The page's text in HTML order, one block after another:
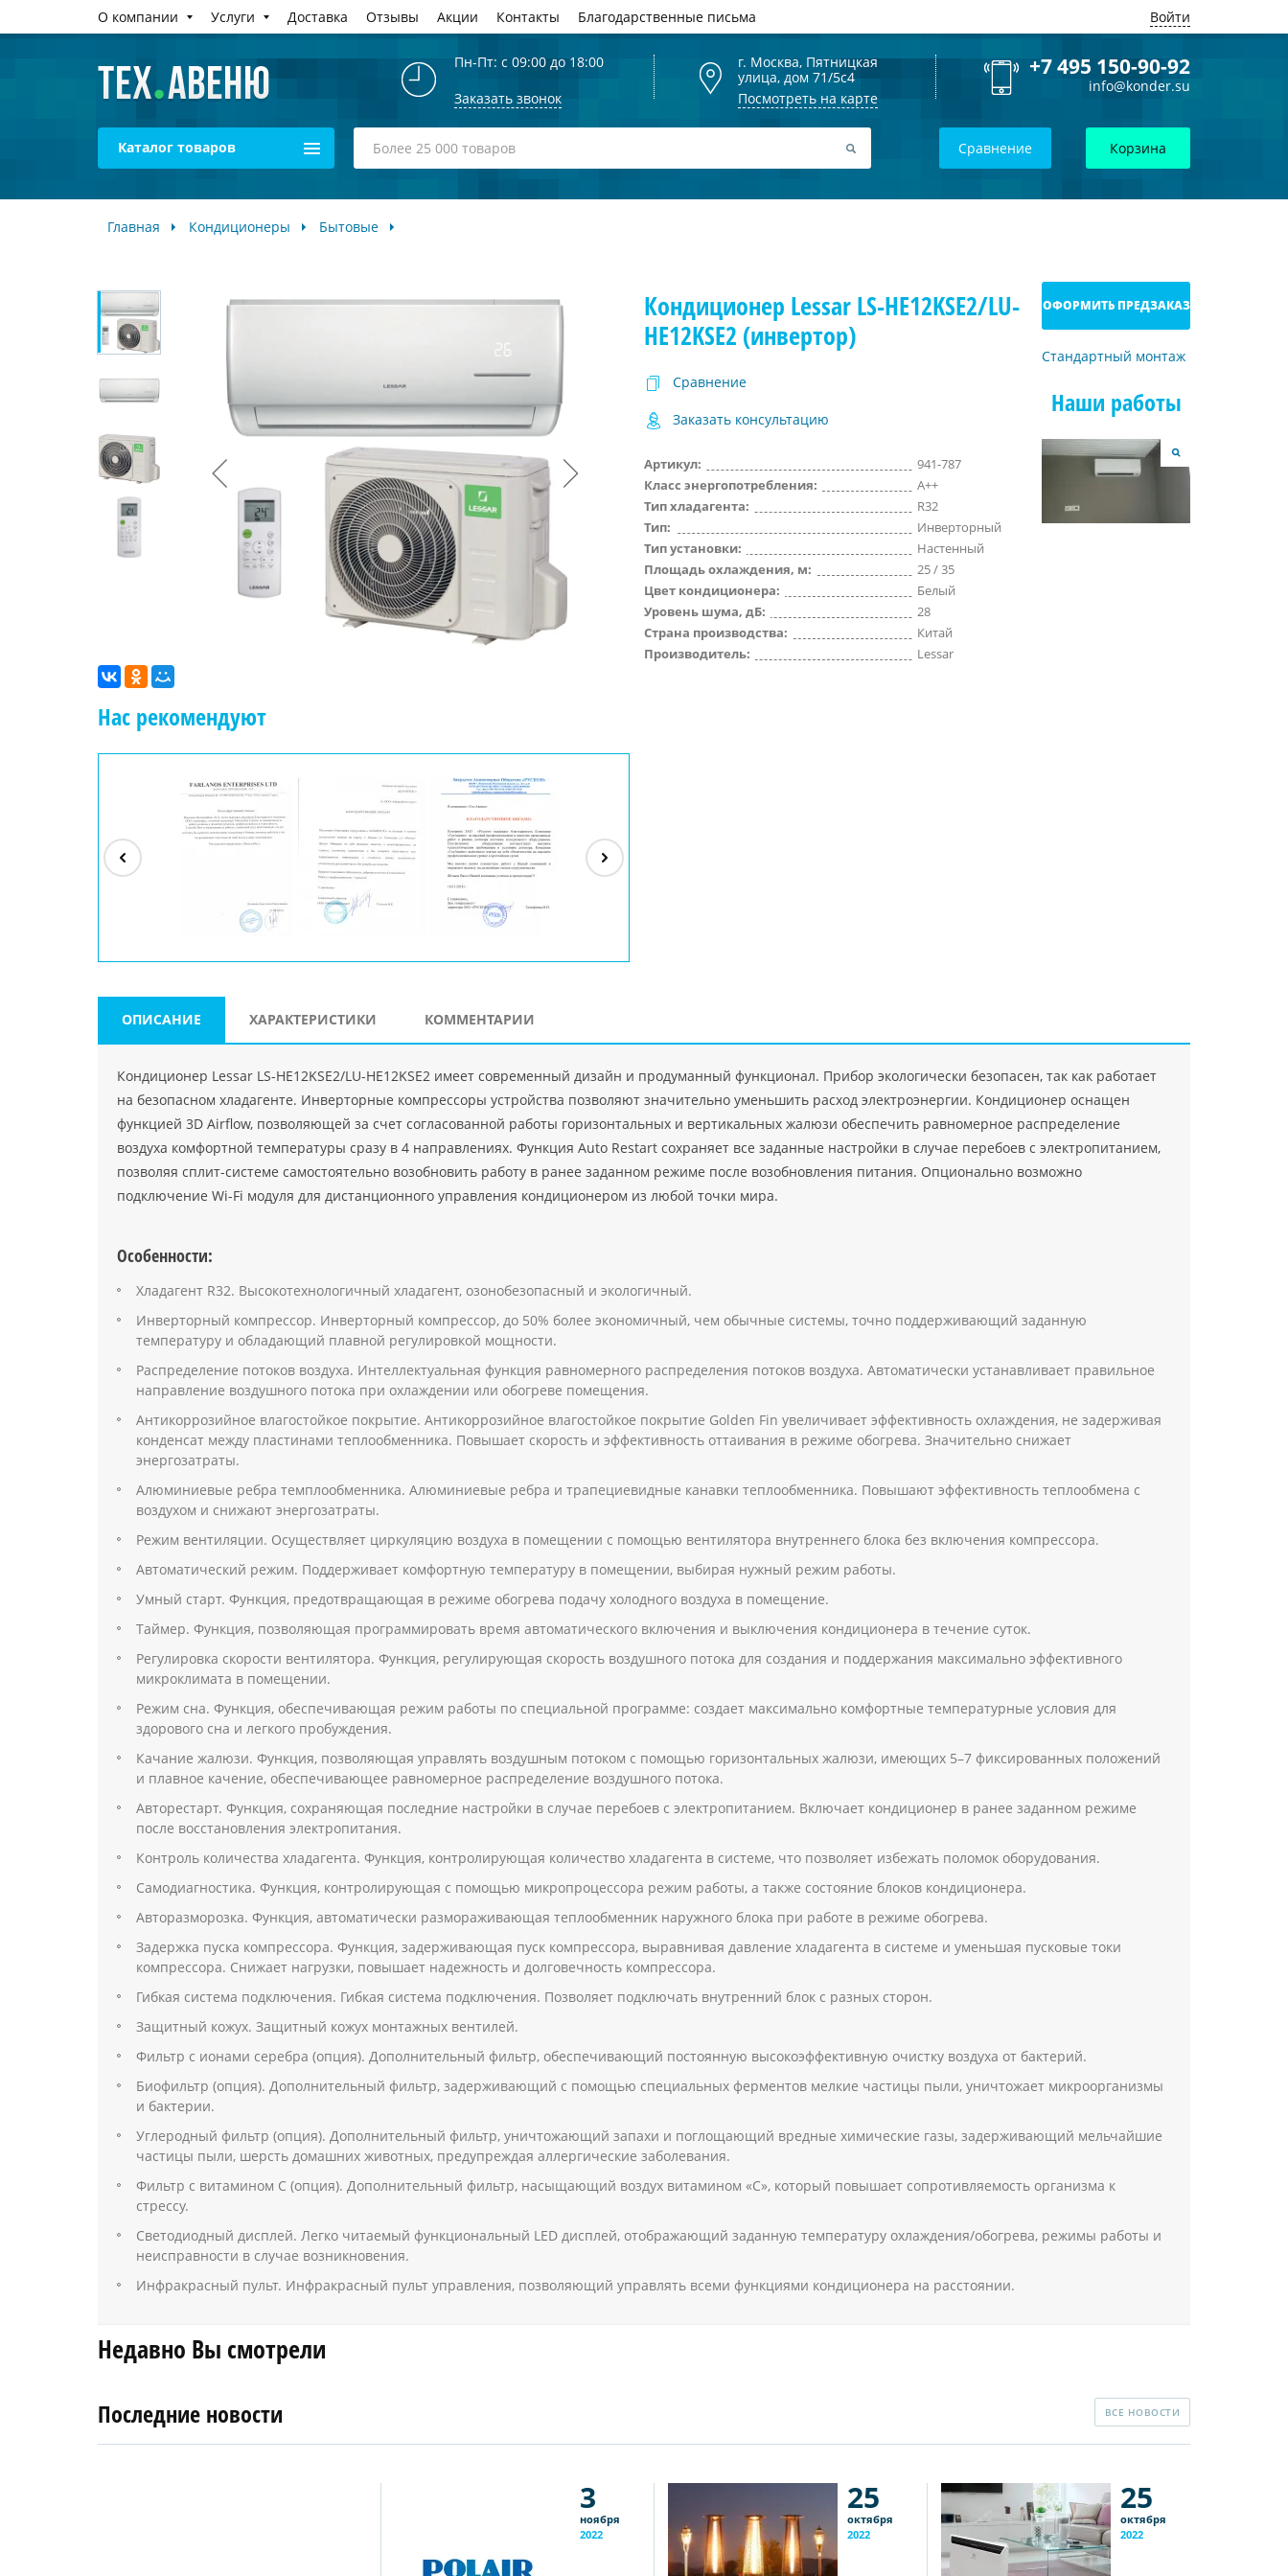
О компании Услуги Доставка Отзывы Акции Контакты Благодарственные письма Войти
Пн-Пт: с 09:00 до 18:00
Заказать звонок
г. Москва, Пятницкая
улица, дом 71/5с4
Посмотреть на карте
+7 495 150-90-92
info@konder.su
Каталог товаров Сравнение Корзина
Главная Кондиционеры Бытовые
Нас рекомендуют
">
Код PHP ">
"МидасМеталлАрт" PHP ">
Код PHP ">
Кондиционер Lessar LS-HE12KSE2/LU-
HE12KSE2 (инвертор)
Сравнение
Заказать консультацию
Артикул:
941-787
Класс энергопотребления:
A++
Тип хладагента:
R32
Тип:
Инверторный
Тип установки:
Настенный
Площадь охлаждения, м:
25 / 35
Цвет кондиционера:
Белый
Уровень шума, дБ:
28
Страна производства:
Китай
Производитель:
Lessar
ОФОРМИТЬ ПРЕДЗАКАЗ
Стандартный монтаж
Наши работы
ОПИСАНИЕ ХАРАКТЕРИСТИКИ КОММЕНТАРИИ
Кондиционер Lessar LS-HE12KSE2/LU-HE12KSE2 имеет современный дизайн и продуманный функционал. Прибор экологически безопасен, так как работает
на безопасном хладагенте. Инверторные компрессоры устройства позволяют значительно уменьшить расход электроэнергии. Кондиционер оснащен
функцией 3D Airflow, позволяющей за счет согласованной работы горизонтальных и вертикальных жалюзи обеспечить равномерное распределение
воздуха комфортной температуры сразу в 4 направлениях. Функция Auto Restart сохраняет все заданные настройки в случае перебоев с электропитанием,
позволяя сплит-системе самостоятельно возобновить работу в ранее заданном режиме после возобновления питания. Опционально возможно
подключение Wi-Fi модуля для дистанционного управления кондиционером из любой точки мира.
Особенности:
Хладагент R32. Высокотехнологичный хладагент, озонобезопасный и экологичный.
Инверторный компрессор. Инверторный компрессор, до 50% более экономичный, чем обычные системы, точно поддерживающий заданную
температуру и обладающий плавной регулировкой мощности.
Распределение потоков воздуха. Интеллектуальная функция равномерного распределения потоков воздуха. Автоматически устанавливает правильное
направление воздушного потока при охлаждении или обогреве помещения.
Антикоррозийное влагостойкое покрытие. Антикоррозийное влагостойкое покрытие Golden Fin увеличивает эффективность охлаждения, не задерживая
конденсат между пластинами теплообменника. Повышает скорость и эффективность оттаивания в режиме обогрева. Значительно снижает
энергозатраты.
Алюминиевые ребра темплообменника. Алюминиевые ребра и трапециевидные канавки теплообменника. Повышают эффективность теплообмена с
воздухом и снижают энергозатраты.
Режим вентиляции. Осуществляет циркуляцию воздуха в помещении с помощью вентилятора внутреннего блока без включения компрессора.
Автоматический режим. Поддерживает комфортную температуру в помещении, выбирая нужный режим работы.
Умный старт. Функция, предотвращающая в режиме обогрева подачу холодного воздуха в помещение.
Таймер. Функция, позволяющая программировать время автоматического включения и выключения кондиционера в течение суток.
Регулировка скорости вентилятора. Функция, регулирующая скорость воздушного потока для создания и поддержания максимально эффективного
микроклимата в помещении.
Режим сна. Функция, обеспечивающая режим работы по специальной программе: создает максимально комфортные температурные условия для
здорового сна и легкого пробуждения.
Качание жалюзи. Функция, позволяющая управлять воздушным потоком с помощью горизонтальных жалюзи, имеющих 5–7 фиксированных положений
и плавное качение, обеспечивающее равномерное распределение воздушного потока.
Авторестарт. Функция, сохраняющая последние настройки в случае перебоев с электропитанием. Включает кондиционер в ранее заданном режиме
после восстановления электропитания.
Контроль количества хладагента. Функция, контролирующая количество хладагента в системе, что позволяет избежать поломок оборудования.
Самодиагностика. Функция, контролирующая с помощью микропроцессора режим работы, а также состояние блоков кондиционера.
Авторазморозка. Функция, автоматически размораживающая теплообменник наружного блока при работе в режиме обогрева.
Задержка пуска компрессора. Функция, задерживающая пуск компрессора, выравнивая давление хладагента в системе и уменьшая пусковые токи
компрессора. Снижает нагрузки, повышает надежность и долговечность компрессора.
Гибкая система подключения. Гибкая система подключения. Позволяет подключать внутренний блок с разных сторон.
Защитный кожух. Защитный кожух монтажных вентилей.
Фильтр с ионами серебра (опция). Дополнительный фильтр, обеспечивающий постоянную высокоэффективную очистку воздуха от бактерий.
Биофильтр (опция). Дополнительный фильтр, задерживающий с помощью специальных ферментов мелкие частицы пыли, уничтожает микроорганизмы
и бактерии.
Углеродный фильтр (опция). Дополнительный фильтр, уничтожающий запахи и поглощающий вредные химические газы, задерживающий мельчайшие
частицы пыли, шерсть домашних животных, предупреждая аллергические заболевания.
Фильтр с витамином C (опция). Дополнительный фильтр, насыщающий воздух витамином «С», который повышает сопротивляемость организма к
стрессу.
Светодиодный дисплей. Легко читаемый функциональный LED дисплей, отображающий заданную температуру охлаждения/обогрева, режимы работы и
неисправности в случае возникновения.
Инфракрасный пульт. Инфракрасный пульт управления, позволяющий управлять всеми функциями кондиционера на расстоянии.
Недавно Вы смотрели
Последние новости ВСЕ НОВОСТИ
3
ноября
2022
25
октября
2022
25
октября
2022